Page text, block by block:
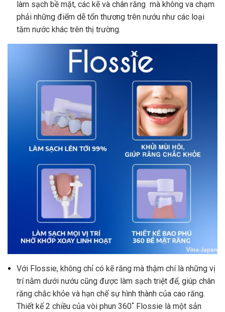
làm sạch bề mặt, các kẽ và chân răng mà không va chạm
phải những điểm dễ tổn thương trên nướu như các loại
tăm nước khác trên thị trường.
Với Flossie, không chỉ có kẽ răng mà thậm chí là những vị
trí nằm dưới nướu cũng được làm sạch triệt để, giúp chân
răng chắc khỏe và hạn chế sự hình thành của cao răng.
Thiết kế 2 chiều của vòi phun 360˚ Flossie là một sản